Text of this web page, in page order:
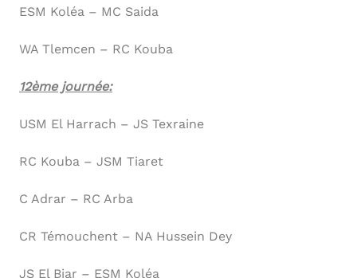
ESM Koléa – MC Saida
WA Tlemcen – RC Kouba
12ème journée:
USM El Harrach – JS Texraine
RC Kouba – JSM Tiaret
C Adrar – RC Arba
CR Témouchent – NA Hussein Dey
JS El Biar – ESM Koléa